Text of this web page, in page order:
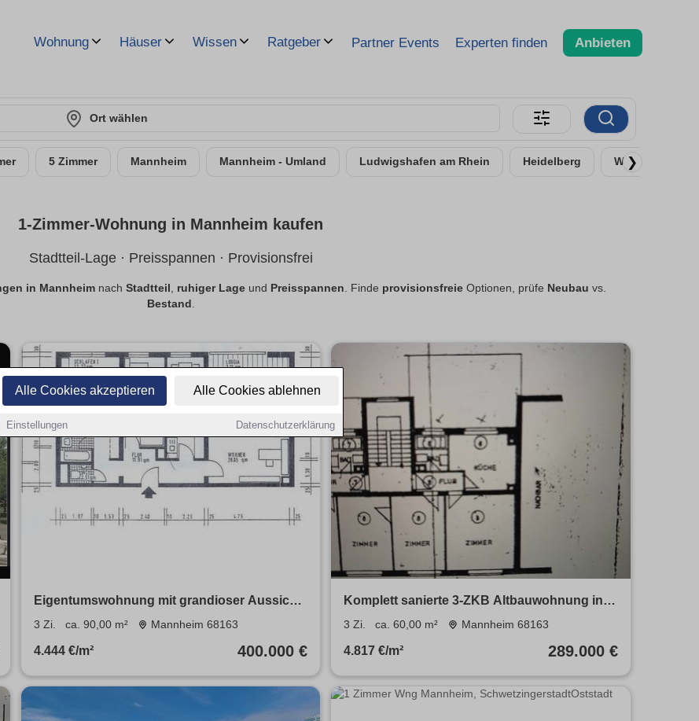
Alle Cookies akzeptieren Alle Cookies ablehnen
Einstellungen Datenschutzerklärung
Wohnung Häuser Wissen Ratgeber Partner Events Experten finden Anbieten
Ort wählen
5 Zimmer Mannheim Mannheim - Umland Ludwigshafen am Rhein Heidelberg Worms
❯
1-Zimmer-Wohnung in Mannheim kaufen
Stadtteil-Lage · Preisspannen · Provisionsfrei
in Mannheimnach Stadtteil , ruhiger Lageund Preisspannen. Finde provisionsfreieOptionen, prüfe Neubau vs.
Bestand .
Eigentumswohnung mit grandioser Aussicht
in Mannheims bester Lage
3 Zi. ca. 90,00 m² Mannheim 68163
4.444 €/m² 400.000 €
Komplett sanierte 3-ZKB Altbauwohnung in
Neuostheim
3 Zi. ca. 60,00 m² Mannheim 68163
4.817 €/m² 289.000 €